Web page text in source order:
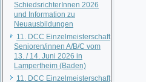
SchiedsrichterInnen 2026
und Information zu
Neuausbildungen
11. DCC Einzelmeisterschaft
Senioren/innen A/B/C vom
13. / 14. Juni 2026 in
Lampertheim (Baden)
11. DCC Einzelmeisterschaft